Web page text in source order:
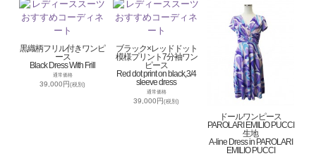
黒織柄フリル付きワンピ
ース
Black Dress With Frill
通常価格
39,000円(税別)
ブラック×レッドドット
模様プリント7分袖ワン
ピース
Red dot print on black,3/4
sleeve dress
通常価格
39,000円(税別)
ドールワンピース
PAROLARI EMILIO PUCCI
生地
A-line Dress in PAROLARI
EMILIO PUCCI